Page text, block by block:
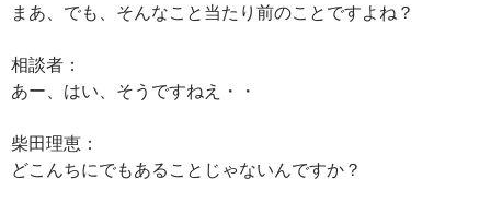
まあ、でも、そんなこと当たり前のことですよね？
相談者：
あー、はい、そうですねえ・・
柴田理恵：
どこんちにでもあることじゃないんですか？